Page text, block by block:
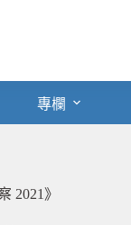
專欄
2021》